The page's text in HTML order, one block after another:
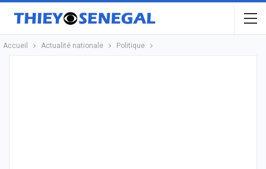
Accueil Actualité nationale Politique